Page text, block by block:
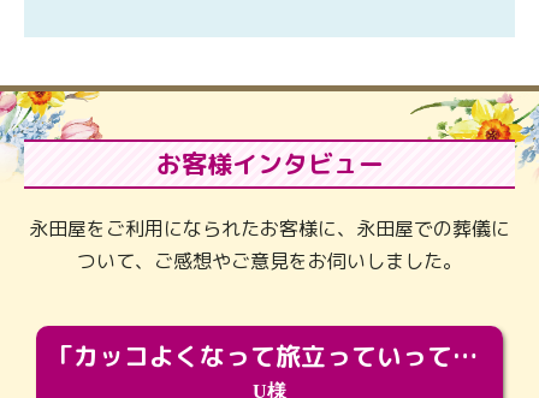
お客様インタビュー
永田屋をご利用になられたお客様に、永田屋での葬儀に
ついて、ご感想やご意見をお伺いしました。
「カッコよくなって旅立っていってくれました（笑）もっとカッコいいって言ってあげればよかったな」
U様